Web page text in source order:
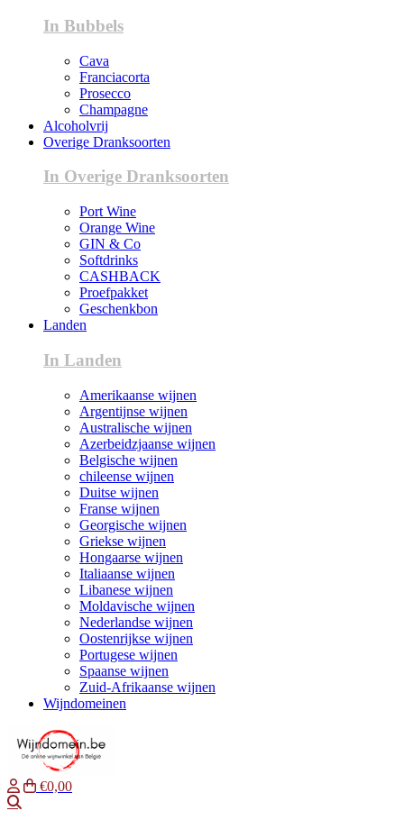
In Bubbels
Cava
Franciacorta
Prosecco
Champagne
Alcoholvrij
Overige Dranksoorten
In Overige Dranksoorten
Port Wine
Orange Wine
GIN & Co
Softdrinks
CASHBACK
Proefpakket
Geschenkbon
Landen
In Landen
Amerikaanse wijnen
Argentijnse wijnen
Australische wijnen
Azerbeidzjaanse wijnen
Belgische wijnen
chileense wijnen
Duitse wijnen
Franse wijnen
Georgische wijnen
Griekse wijnen
Hongaarse wijnen
Italiaanse wijnen
Libanese wijnen
Moldavische wijnen
Nederlandse wijnen
Oostenrijkse wijnen
Portugese wijnen
Spaanse wijnen
Zuid-Afrikaanse wijnen
Wijndomeinen
€0,00